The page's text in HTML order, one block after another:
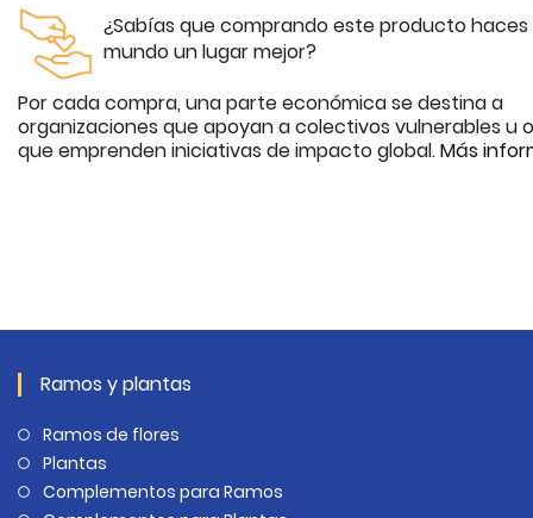
¿Sabías que comprando este producto haces
mundo un lugar mejor?
Por cada compra, una parte económica se destina a
organizaciones que apoyan a colectivos vulnerables u
que emprenden iniciativas de impacto global.Más
Ramos y plantas
Ramos de flores
Plantas
Complementos para Ramos